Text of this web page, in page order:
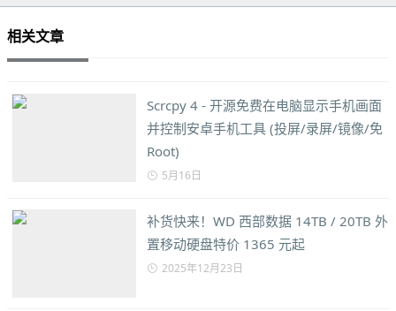
相关文章
Scrcpy 4 - 开源免费在电脑显示手机画面
并控制安卓手机工具 (投屏/录屏/镜像/免
Root)
5月16日
补货快来！WD 西部数据 14TB / 20TB 外
置移动硬盘特价 1365 元起
2025年12月23日